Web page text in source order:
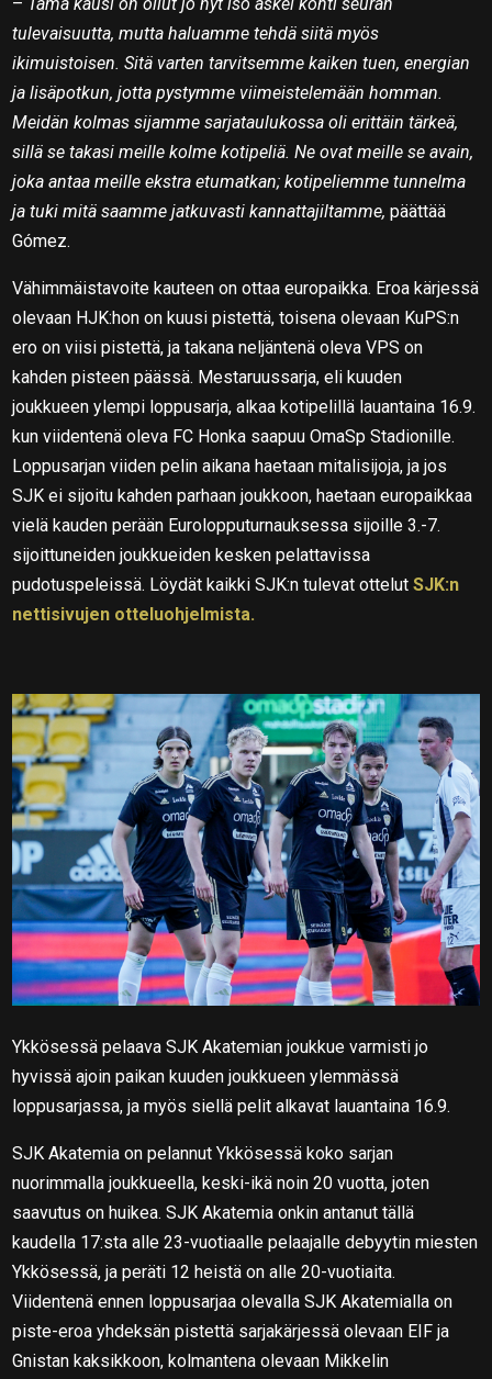
– Tämä kausi on ollut jo nyt iso askel kohti seuran
tulevaisuutta, mutta haluamme tehdä siitä myös
ikimuistoisen. Sitä varten tarvitsemme kaiken tuen, energian
ja lisäpotkun, jotta pystymme viimeistelemään homman.
Meidän kolmas sijamme sarjataulukossa oli erittäin tärkeä,
sillä se takasi meille kolme kotipeliä. Ne ovat meille se avain,
joka antaa meille ekstra etumatkan; kotipeliemme tunnelma
ja tuki mitä saamme jatkuvasti kannattajiltamme, päättää
Gómez.
Vähimmäistavoite kauteen on ottaa europaikka. Eroa kärjessä
olevaan HJK:hon on kuusi pistettä, toisena olevaan KuPS:n
ero on viisi pistettä, ja takana neljäntenä oleva VPS on
kahden pisteen päässä. Mestaruussarja, eli kuuden
joukkueen ylempi loppusarja, alkaa kotipelillä lauantaina 16.9.
kun viidentenä oleva FC Honka saapuu OmaSp Stadionille.
Loppusarjan viiden pelin aikana haetaan mitalisijoja, ja jos
SJK ei sijoitu kahden parhaan joukkoon, haetaan europaikkaa
vielä kauden perään Eurolopputurnauksessa sijoille 3.-7.
sijoittuneiden joukkueiden kesken pelattavissa
pudotuspeleissä. Löydät kaikki SJK:n tulevat ottelutSJK:n
nettisivujen otteluohjelmista.
Ykkösessä pelaava SJK Akatemian joukkue varmisti jo
hyvissä ajoin paikan kuuden joukkueen ylemmässä
loppusarjassa, ja myös siellä pelit alkavat lauantaina 16.9.
SJK Akatemia on pelannut Ykkösessä koko sarjan
nuorimmalla joukkueella, keski-ikä noin 20 vuotta, joten
saavutus on huikea. SJK Akatemia onkin antanut tällä
kaudella 17:sta alle 23-vuotiaalle pelaajalle debyytin miesten
Ykkösessä, ja peräti 12 heistä on alle 20-vuotiaita.
Viidentenä ennen loppusarjaa olevalla SJK Akatemialla on
piste-eroa yhdeksän pistettä sarjakärjessä olevaan EIF ja
Gnistan kaksikkoon, kolmantena olevaan Mikkelin